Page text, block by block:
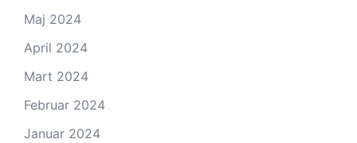
Maj 2024
April 2024
Mart 2024
Februar 2024
Januar 2024